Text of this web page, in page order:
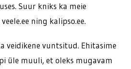
Suur kniks ka meie
ning kalipso.ee.
veidikene vuntsitud. Ehitasime
üle muuli, et oleks mugavam